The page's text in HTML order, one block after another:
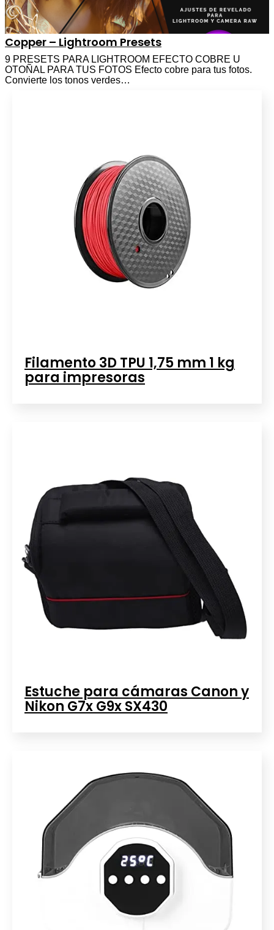
Copper – Lightroom Presets
9 PRESETS PARA LIGHTROOM EFECTO COBRE U
OTOÑAL PARA TUS FOTOS Efecto cobre para tus fotos.
Convierte los tonos verdes…
Filamento 3D TPU 1,75 mm 1 kg
para impresoras
Estuche para cámaras Canon y
Nikon G7x G9x SX430